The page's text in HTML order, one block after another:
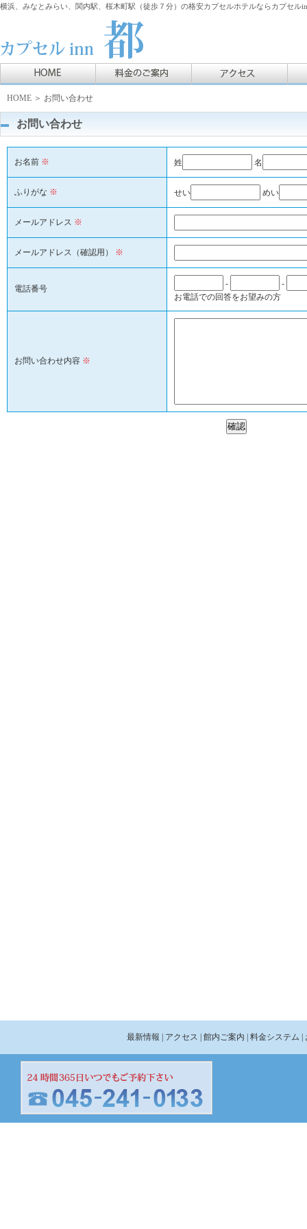
横浜、みなとみらい、関内駅、桜木町駅（徒歩７分）の格安カプセルホテルならカプセル
HOME ＞ お問い合わせ
お問い合わせ
お名前 ※ 姓 名
ふりがな ※ せい めい
メールアドレス ※
メールアドレス（確認用） ※
電話番号
-
-
お電話での回答をお望みの方
お問い合わせ内容 ※
最新情報 | アクセス | 館内ご案内 | 料金システム